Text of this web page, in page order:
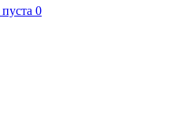
пуста 0